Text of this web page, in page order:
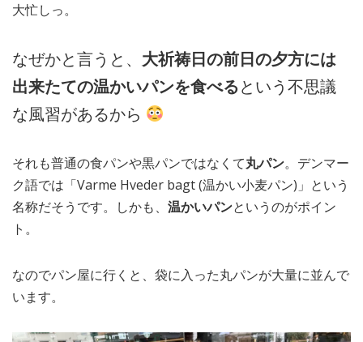
大忙しっ。
なぜかと言うと、 大祈祷日の前日の夕方には
出来たての温かいパンを食べるという不思議
な風習があるから
それも普通の食パンや黒パンではなくて丸パン。デンマー
ク語では「Varme Hveder bagt (温かい小麦パン)」という
名称だそうです。しかも、 温かいパンというのがポイン
ト。
なのでパン屋に行くと、袋に入った丸パンが大量に並んで
います。